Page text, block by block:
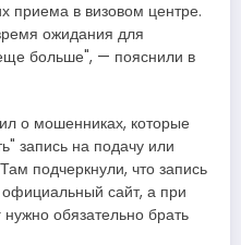
приема в визовом центре.
ожидания для
больше", — пояснили в
о мошенниках, которые
запись на подачу или
подчеркнули, что запись
официальный сайт, а при
обязательно брать